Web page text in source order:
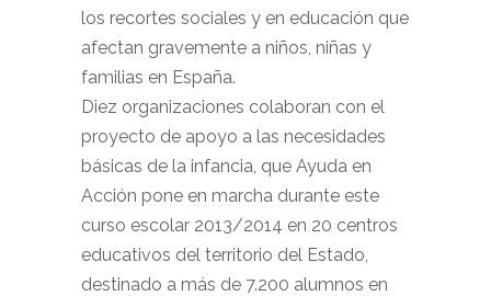
los recortes sociales y en educación que
afectan gravemente a niños, niñas y
familias en España.
Diez organizaciones colaboran con el
proyecto de apoyo a las necesidades
básicas de la infancia, que Ayuda en
Acción pone en marcha durante este
curso escolar 2013/2014 en 20 centros
educativos del territorio del Estado,
destinado a más de 7.200 alumnos en